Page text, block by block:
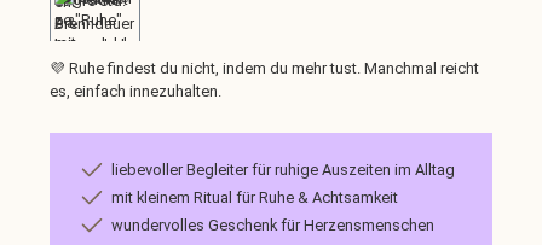
💜 Ruhe findest du nicht, indem du mehr tust. Manchmal reicht
es, einfach innezuhalten.
liebevoller Begleiter für ruhige Auszeiten im Alltag
mit kleinem Ritual für Ruhe & Achtsamkeit
wundervolles Geschenk für Herzensmenschen